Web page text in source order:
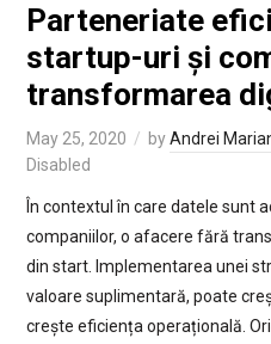
Parteneriate
startup-uri și
transformarea
May 25, 2020 byAndrei
Disabled
În contextul în care datele sunt
companiilor, o afacere fără
din start. Implementarea unei
valoare suplimentară, poate
crește eficiența operațională.